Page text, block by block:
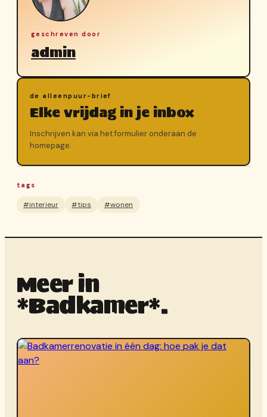
geschreven door
admin
de alleenpuur-brief
Elke vrijdag in je inbox
Inschrijven kan via het formulier onderaan de
homepage.
tags
#interieur #tips #wonen
Meer in
*Badkamer*.